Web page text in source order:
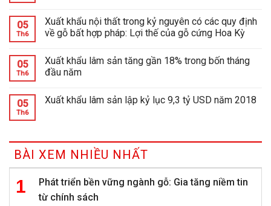
05
Th6
Xuất khẩu nội thất trong kỷ nguyên có các quy định
về gỗ bất hợp pháp: Lợi thế của gỗ cứng Hoa Kỳ
05
Th6
Xuất khẩu lâm sản tăng gần 18% trong bốn tháng
đầu năm
05
Th6
Xuất khẩu lâm sản lập kỷ lục 9,3 tỷ USD năm 2018
BÀI XEM NHIỀU NHẤT
Phát triển bền vững ngành gỗ: Gia tăng niềm tin
từ chính sách